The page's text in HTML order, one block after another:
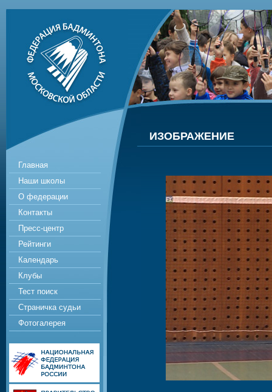
Главная
Наши школы
О федерации
Контакты
Пресс-центр
Рейтинги
Календарь
Клубы
Тест поиск
Страничка судьи
Фотогалерея
ИЗОБРАЖЕНИЕ